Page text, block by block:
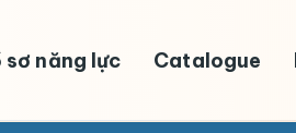
sơ năng lực Catalogue